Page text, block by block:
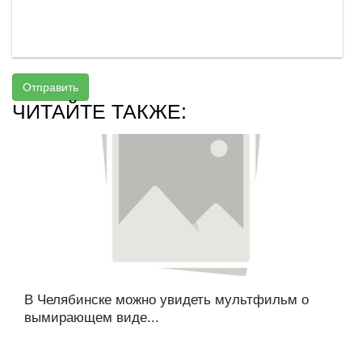
Отправить
ЧИТАЙТЕ ТАКЖЕ:
В Челябинске можно увидеть мультфильм о
вымирающем виде...